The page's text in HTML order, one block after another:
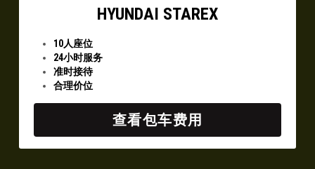
HYUNDAI STAREX
10人座位
24小时服务
准时接待
合理价位
查看包车费用